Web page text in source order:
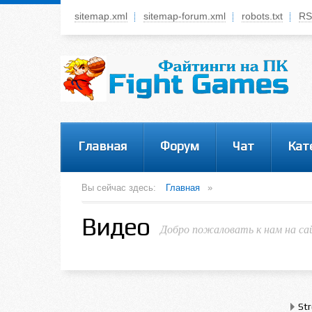
Системное меню
У вас нет прав просматривать данное меню,
пожалуйста, войдите на сайт под своим
логином или зарегестрируйтесь! Это позволит
сайта
sitemap.xml sitemap-forum.xml robots.txt
Главная Форум Чат
Вы сейчас здесь: Главная »
Видео Добро пожаловать к нам на